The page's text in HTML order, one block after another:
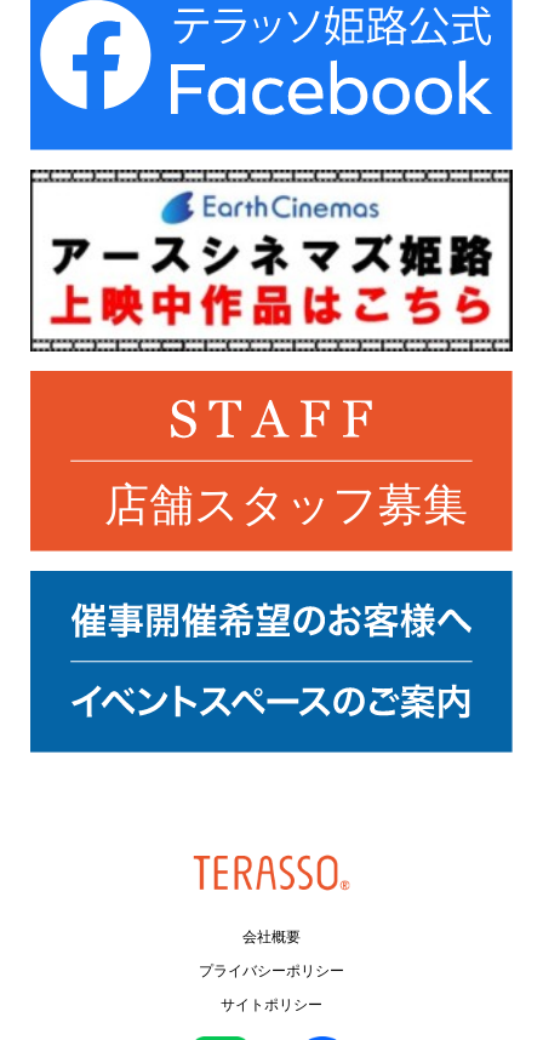
会社概要
プライバシーポリシー
サイトポリシー